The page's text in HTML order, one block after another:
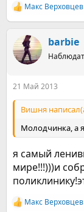
Р
е
ц
и
Макс Верховцев
barbie
21 Май 2013
Вишня
Молодчинка, а
я самый
мире!!!)))и
Р
Макс Верховцев